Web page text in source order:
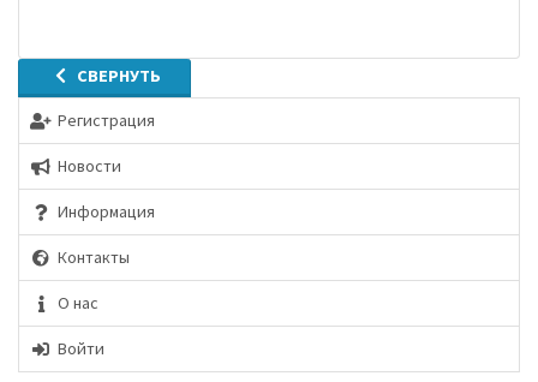
СВЕРНУТЬ
Регистрация
Новости
Информация
Контакты
О нас
Войти